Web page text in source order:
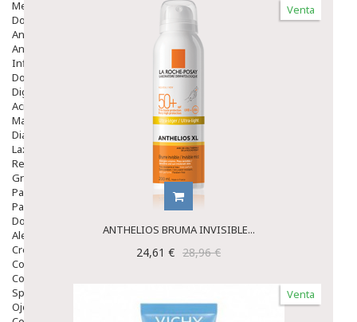
Medicamentos
Dolor E Inflamación
Analgésicos
Anestésicos
Inflamación Articulaciones
Dolor Muscular / Articular
Digestivo
Acidez, Gases Y Ardores
Mala Digestion
Diarrea / Estreñimiento / Vómitos
Laxantes
Resfriados
Gripe Y Resfriados
Para La Tos
Para Descongestionar La Nariz
Dolor De Garganta
Alergias Y Picaduras
Cremas
Comprimidos
Colirios
Sprays
Ojos Y Oidos
Venta
ANTHELIOS BRUMA INVISIBLE...
24,61 € 28,96 €
Venta